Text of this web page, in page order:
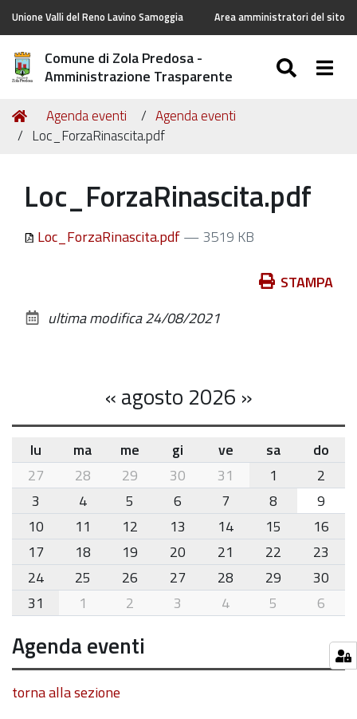
Unione Valli del Reno Lavino Samoggia Area amministratori del sito
Comune di Zola Predosa -
Amministrazione Trasparente
Tu
sei
Home
Agenda eventi
Agenda eventi
Loc_ForzaRinascita.pdf
Loc_ForzaRinascita.pdf
Loc_ForzaRinascita.pdf— 3519 KB
documento
STAMPA
ultima modifica24/08/2021
«agosto 2026 »
month-
8
lu ma me gi ve sa
do
27
28 29 30 31 1
2
3
4 5 6 7 8
9
10
11 12 13 14 15
16
17
18 19 20 21 22
23
24
25 26 27 28 29
30
31
1 2 3 4 5 6
Agenda eventi
torna alla sezione